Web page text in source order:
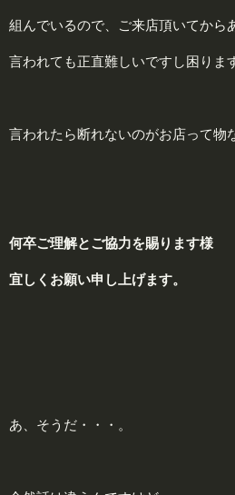
組んでいるので、ご来店頂いてから
言われても正直難しいですし困りま
言われたら断れないのがお店って物
何卒ご理解とご協力を賜ります様
宜しくお願い申し上げます。
あ、そうだ・・・。